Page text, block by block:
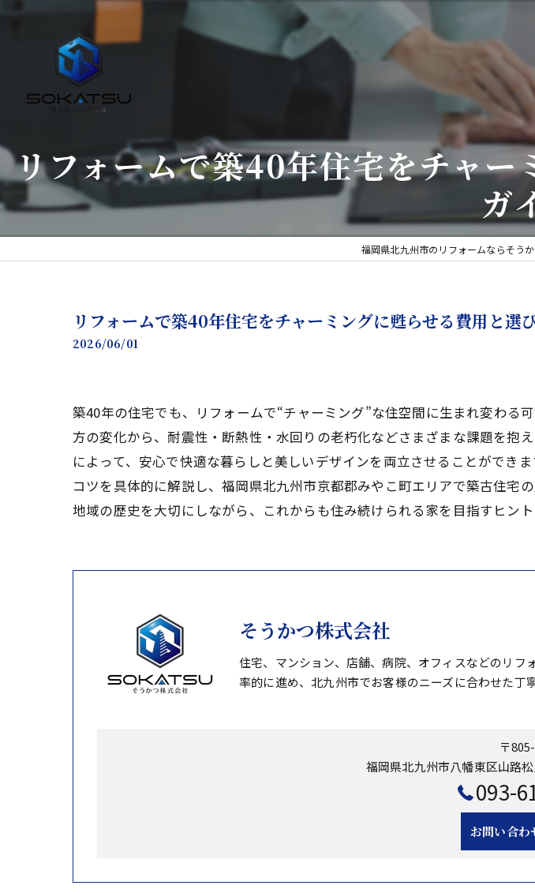
リフォームで築40年住宅をチャ
ガ
福岡県北九州市のリフォームならそう
リフォームで築40年住宅をチャーミングに甦らせる費用と選
2026/06/01
築40年の住宅でも、リフォームで“チャーミング”な住空間に生まれ変わ
方の変化から、耐震性・断熱性・水回りの老朽化などさまざまな課題を抱
によって、安心で快適な暮らしと美しいデザインを両立させることができ
コツを具体的に解説し、福岡県北九州市京都郡みやこ町エリアで築古住宅
地域の歴史を大切にしながら、これからも住み続けられる家を目指すヒント
そうかつ株式会社
住宅、マンション、店舗、病院、オフィスなどのリ
率的に進め、北九州市でお客様のニーズに合わせた丁
〒
福岡県北九州市八幡東区山路
093-
お問い合わ